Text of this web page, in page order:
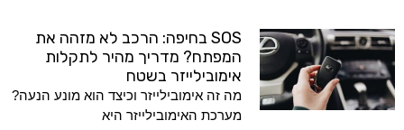
SOS בחיפה: הרכב לא מזהה את
המפתח? מדריך מהיר לתקלות
אימובילייזר בשטח
מה זה אימובילייזר וכיצד הוא מונע הנעה?
מערכת האימובילייזר היא